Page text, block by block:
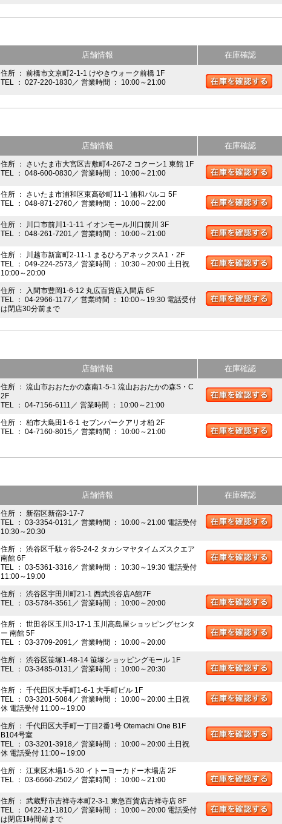
店舗情報 在庫確認
住所 ： 前橋市文京町2-1-1 けやきウォーク前橋 1F
TEL ： 027-220-1830／ 営業時間 ： 10:00～21:00
店舗情報 在庫確認
住所 ： さいたま市大宮区吉敷町4-267-2 コクーン1 東館 1F
TEL ： 048-600-0830／ 営業時間 ： 10:00～21:00
住所 ： さいたま市浦和区東高砂町11-1 浦和パルコ 5F
TEL ： 048-871-2760／ 営業時間 ： 10:00～22:00
住所 ： 川口市前川1-1-11 イオンモール川口前川 3F
TEL ： 048-261-7201／ 営業時間 ： 10:00～21:00
住所 ： 川越市新富町2-11-1 まるひろアネックスA 1・2F
TEL ： 049-224-2573／ 営業時間 ： 10:30～20:00 土日祝
10:00～20:00
住所 ： 入間市豊岡1-6-12 丸広百貨店入間店 6F
TEL ： 04-2966-1177／ 営業時間 ： 10:00～19:30 電話受付
は閉店30分前まで
店舗情報 在庫確認
住所 ： 流山市おおたかの森南1-5-1 流山おおたかの森S・C
2F
TEL ： 04-7156-6111／ 営業時間 ： 10:00～21:00
住所 ： 柏市大島田1-6-1 セブンパークアリオ柏 2F
TEL ： 04-7160-8015／ 営業時間 ： 10:00～21:00
店舗情報 在庫確認
住所 ： 新宿区新宿3-17-7
TEL ： 03-3354-0131／ 営業時間 ： 10:00～21:00 電話受付
10:30～20:30
住所 ： 渋谷区千駄ヶ谷5-24-2 タカシマヤタイムズスクエア
南館 6F
TEL ： 03-5361-3316／ 営業時間 ： 10:30～19:30 電話受付
11:00～19:00
住所 ： 渋谷区宇田川町21-1 西武渋谷店A館7F
TEL ： 03-5784-3561／ 営業時間 ： 10:00～20:00
住所 ： 世田谷区玉川3-17-1 玉川高島屋ショッピングセンタ
ー 南館 5F
TEL ： 03-3709-2091／ 営業時間 ： 10:00～20:00
住所 ： 渋谷区笹塚1-48-14 笹塚ショッピングモール 1F
TEL ： 03-3485-0131／ 営業時間 ： 10:00～20:30
住所 ： 千代田区大手町1-6-1 大手町ビル 1F
TEL ： 03-3201-5084／ 営業時間 ： 10:00～20:00 土日祝
休 電話受付 11:00～19:00
住所 ： 千代田区大手町一丁目2番1号 Otemachi One B1F
B104号室
TEL ： 03-3201-3918／ 営業時間 ： 10:00～20:00 土日祝
休 電話受付 11:00～19:00
住所 ： 江東区木場1-5-30 イトーヨーカドー木場店 2F
TEL ： 03-6660-2502／ 営業時間 ： 10:00～21:00
住所 ： 武蔵野市吉祥寺本町2-3-1 東急百貨店吉祥寺店 8F
TEL ： 0422-21-1810／ 営業時間 ： 10:00～20:00 電話受付
は閉店1時間前まで